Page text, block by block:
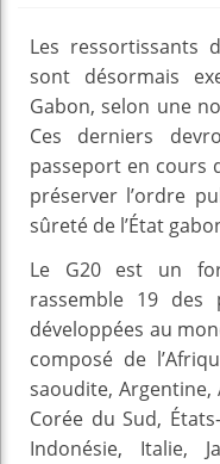
Les ressortissants
sont désormais
Gabon, selon une
Ces derniers
passeport en cours
préserver l’ordre
sûreté de l’État
Le G20 est un
rassemble 19 des
développées au
composé de
saoudite, Argentine,
Corée du Sud,
Indonésie, Italie,